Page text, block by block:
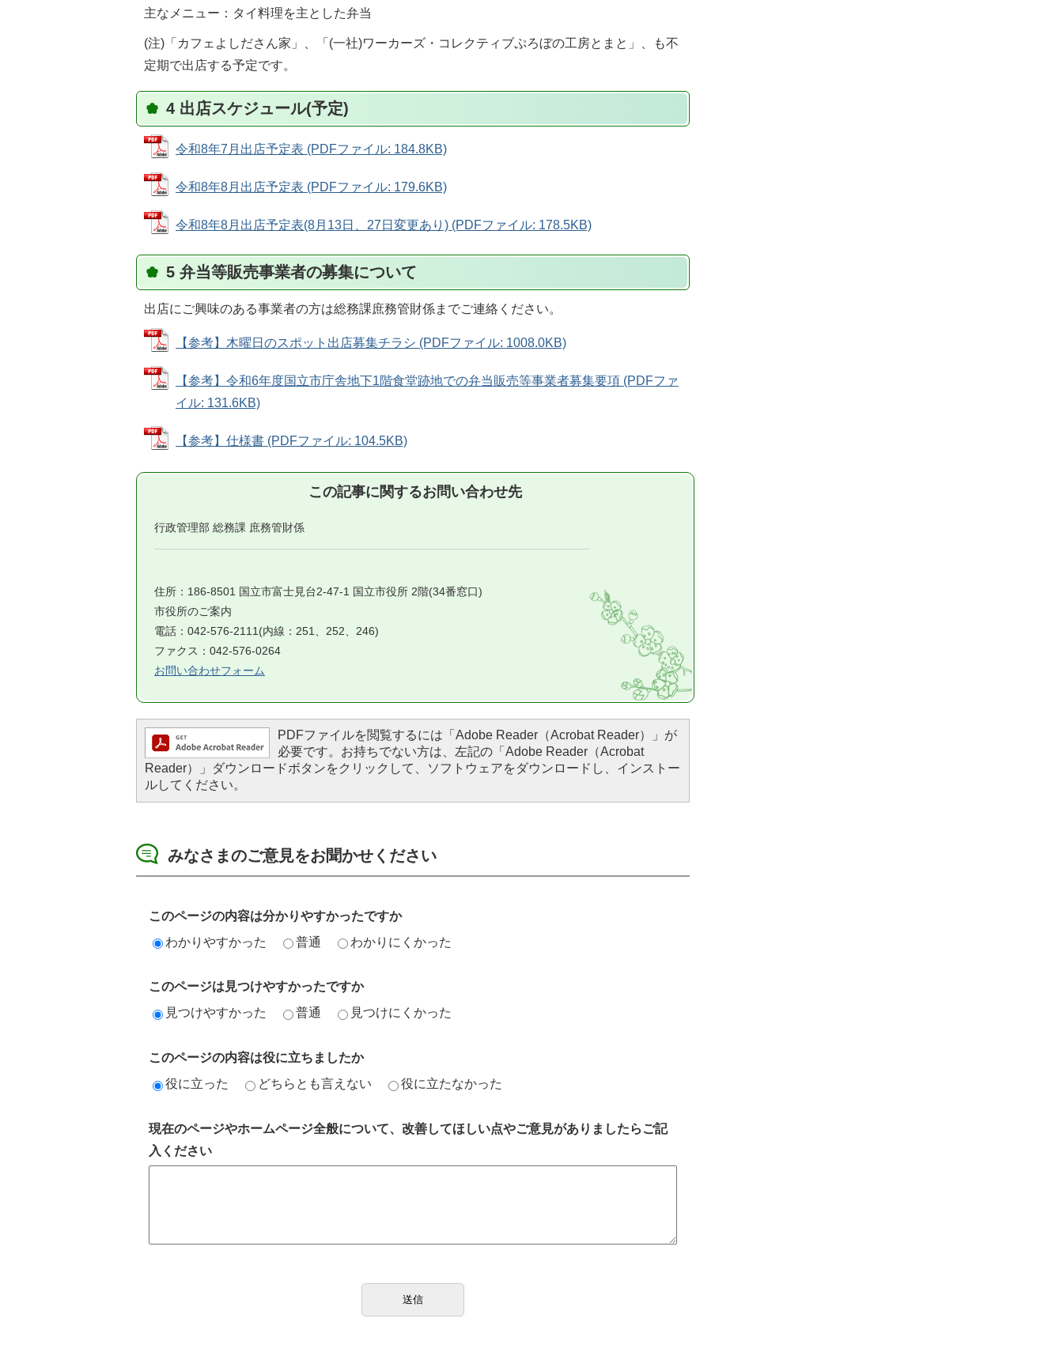
主なメニュー：タイ料理を主とした弁当
(注)「カフェよしださん家」、「(一社)ワーカーズ・コレクティブぷろぼの工房とまと」、も不
定期で出店する予定です。
4 出店スケジュール(予定)
令和8年7月出店予定表 (PDFファイル: 184.8KB)
令和8年8月出店予定表 (PDFファイル: 179.6KB)
令和8年8月出店予定表(8月13日、27日変更あり) (PDFファイル: 178.5KB)
5 弁当等販売事業者の募集について
出店にご興味のある事業者の方は総務課庶務管財係までご連絡ください。
【参考】木曜日のスポット出店募集チラシ (PDFファイル: 1008.0KB)
【参考】令和6年度国立市庁舎地下1階食堂跡地での弁当販売等事業者募集要項 (PDFファ
イル: 131.6KB)
【参考】仕様書 (PDFファイル: 104.5KB)
この記事に関するお問い合わせ先
行政管理部 総務課 庶務管財係
住所：186-8501 国立市富士見台2-47-1 国立市役所 2階(34番窓口)
市役所のご案内
電話：042-576-2111(内線：251、252、246)
ファクス：042-576-0264
お問い合わせフォーム
PDFファイルを閲覧するには「Adobe Reader（Acrobat Reader）」が
必要です。お持ちでない方は、左記の「Adobe Reader（Acrobat
Reader）」ダウンロードボタンをクリックして、ソフトウェアをダウンロードし、インストー
ルしてください。
みなさまのご意見をお聞かせください
このページの内容は分かりやすかったですか
わかりやすかった
普通 わかりにくかった
このページは見つけやすかったですか
見つけやすかった
普通 見つけにくかった
このページの内容は役に立ちましたか
役に立った
どちらとも言えない 役に立たなかった
現在のページやホームページ全般について、改善してほしい点やご意見がありましたらご記
入ください